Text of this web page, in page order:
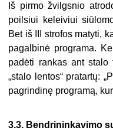
Iš pirmo žvilgsnio
poilsiui keleiviui
Bet iš III strofos matyti,
pagalbinė programa.
padėti rankas ant stalo
„stalo lentos“ pratartų:
pagrindinę programą,
3.3. Bendrininkavimo